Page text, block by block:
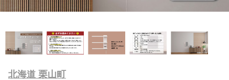
北海道 栗山町